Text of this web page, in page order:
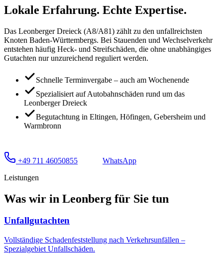
Lokale Erfahrung. Echte Expertise.
Das Leonberger Dreieck (A8/A81) zählt zu den unfallreichsten
Knoten Baden-Württembergs. Bei Stauenden und Wechselverkehr
entstehen häufig Heck- und Streifschäden, die ohne unabhängiges
Gutachten nur unzureichend reguliert werden.
Schnelle Terminvergabe – auch am Wochenende
Spezialisiert auf Autobahnschäden rund um das
Leonberger Dreieck
Begutachtung in Eltingen, Höfingen, Gebersheim und
Warmbronn
+49 711 46050855
WhatsApp
Leistungen
Was wir in Leonberg für Sie tun
Unfallgutachten
Vollständige Schadenfeststellung nach Verkehrsunfällen –
Spezialgebiet Unfallschäden.